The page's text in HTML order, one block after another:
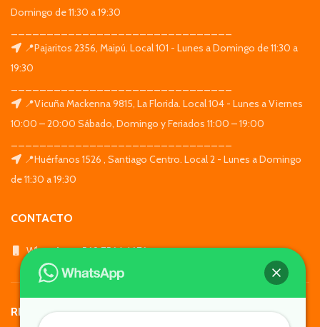
Domingo de 11:30 a 19:30
📍Pajaritos 2356, Maipú. Local 101 - Lunes a Domingo de 11:30 a
19:30
📍Vicuña Mackenna 9815, La Florida. Local 104 - Lunes a Viernes
10:00 – 20:00 Sábado, Domingo y Feriados 11:00 – 19:00
📍Huérfanos 1526 , Santiago Centro. Local 2 - Lunes a Domingo
de 11:30 a 19:30
CONTACTO
WhatsApp: +569 7564 4676
REDES SOCIALES